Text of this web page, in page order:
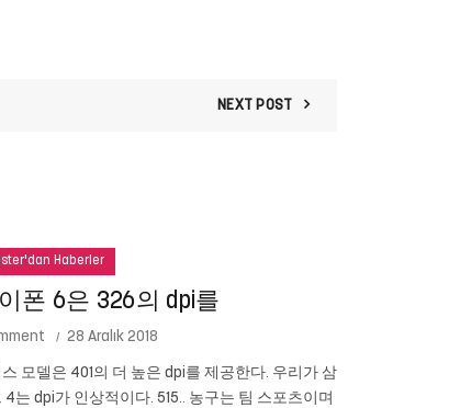
NEXT POST
Haberler
폰 6은 326의 dpi를
28 Aralık 2018
모델은 401의 더 높은 dpi를 제공한다. 우리가 삼
는 dpi가 인상적이다. 515.. 농구는 팀 스포츠이며